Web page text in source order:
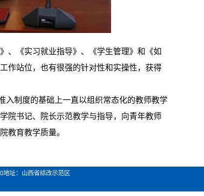
、《实习就业指导》、《学生管理》和《如
作站位，也有很强的针对性和实操性，获得
制度的基础上一直以组织常态化的教师教学
院书记、院长示范教学与指导，向青年教师
教育教学质量。
地址：山西省综改示范区